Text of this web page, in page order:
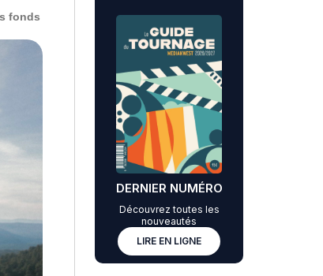
fonds
DERNIER NUMÉRO
Découvrez toutes les
nouveautés
LIRE EN LIGNE